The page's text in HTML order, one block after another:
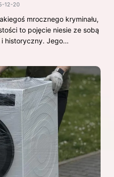
12-20
mrocznego kryminału,
to pojęcie niesie ze sobą
i historyczny. Jego…